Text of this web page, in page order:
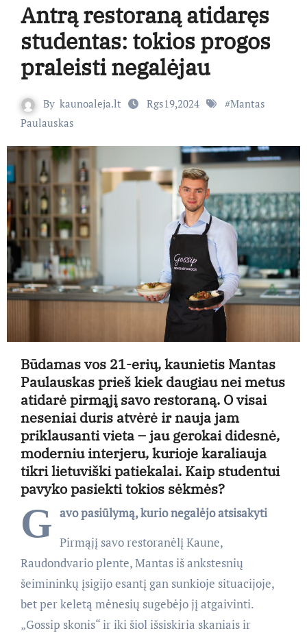
Antrą restoraną atidaręs
studentas: tokios progos
praleisti negalėjau
By kaunoaleja.lt Rgs19,2024 #Mantas
Paulauskas
Būdamas vos 21-erių, kaunietis Mantas
Paulauskas prieš kiek daugiau nei metus
atidarė pirmąjį savo restoraną. O visai
neseniai duris atvėrė ir nauja jam
priklausanti vieta – jau gerokai didesnė,
moderniu interjeru, kurioje karaliauja
tikri lietuviški patiekalai. Kaip studentui
pavyko pasiekti tokios sėkmės?
G avo pasiūlymą, kurio negalėjo atsisakyti
Pirmąjį savo restoranėlį Kaune,
Raudondvario plente, Mantas iš ankstesnių
šeimininkų įsigijo esantį gan sunkioje situacijoje,
bet per keletą mėnesių sugebėjo jį atgaivinti.
„Gossip skonis“ ir iki šiol išsiskiria skaniais ir